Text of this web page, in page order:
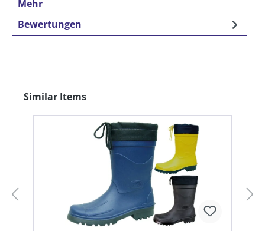
Mehr
Bewertungen
Produktgalerie überspringen
Similar Items